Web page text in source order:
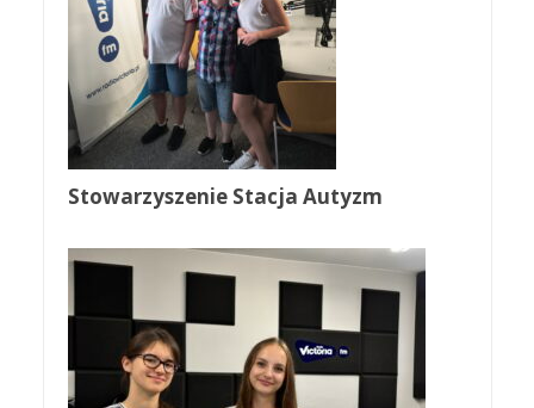
Stowarzyszenie Stacja Autyzm